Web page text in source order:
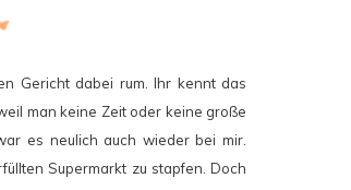
Gericht dabei rum. Ihr kennt das
man keine Zeit oder keine große
es neulich auch wieder bei mir.
Supermarkt zu stapfen. Doch